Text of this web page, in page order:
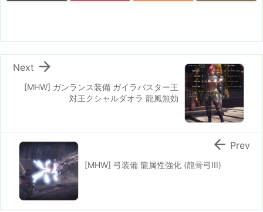
[MHW] ガンランス装備 ガイラバスター王
対王クシャルダオラ 龍風無効

Next
[MHW] 弓装備 龍属性強化 (龍骨弓III)
 Prev